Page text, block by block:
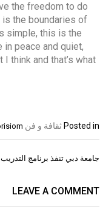
the freedom to do
is the boundaries of
simple, this is the
peace and quiet,
think and that’s what
Posted in ثقافة و فن
تصفّح
جامعة دبي تنفذ برنامج التدريب
LEAVE A COMMENT